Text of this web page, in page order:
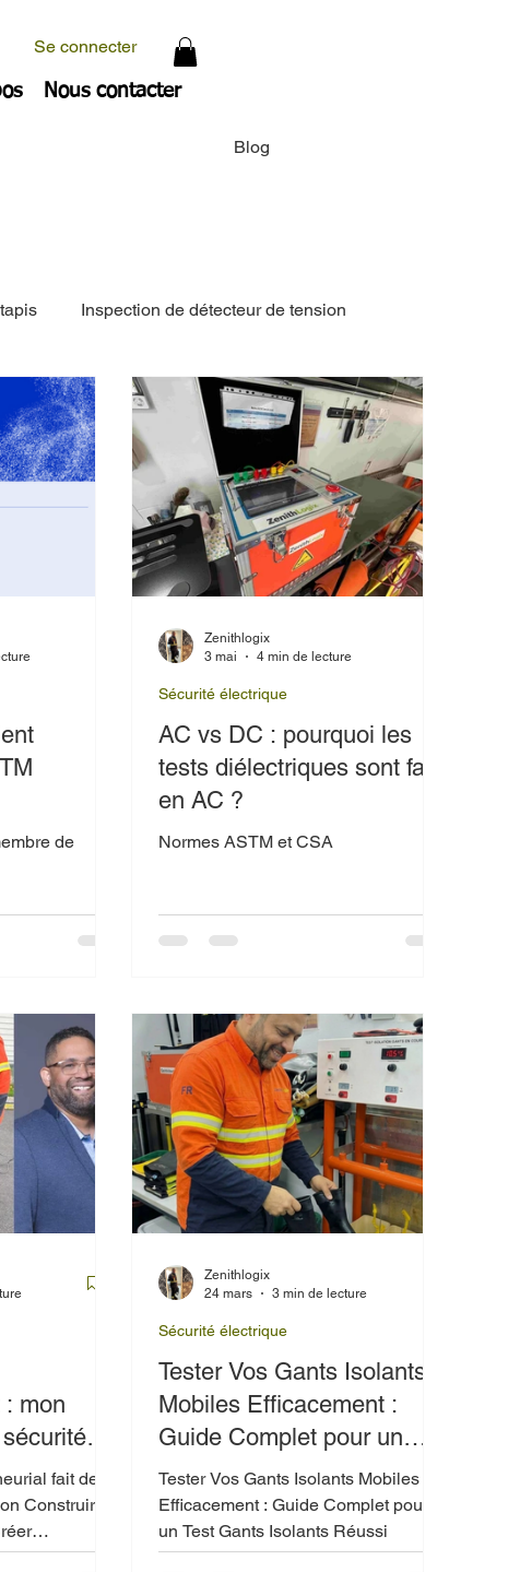
Se connecter
Blog
Nous contacter
Inspection de détecteur de tension
de
AC vs DC : pourquoi les
tests diélectriques sont faits
en AC ?
Normes ASTM et CSA
Sécurité électrique
Zenithlogix
3 mai
4 min de lecture
: mon
fait de
simple :
Tester Vos Gants Isolants
Mobiles Efficacement :
Guide Complet pour un
Test Gants Isolants Réussi
Tester Vos Gants Isolants Mobiles
Efficacement : Guide Complet pour
un Test Gants Isolants Réussi
Sécurité électrique
Zenithlogix
24 mars
3 min de lecture